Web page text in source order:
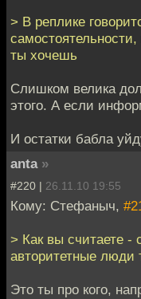
> В реплике
самостоятельности,
ты хочешь
Слишком велика
этого. А если
И остатки бабла
anta »
#220 | 26.11.10 19:55
Кому: Стефаныч,
> Как вы считаете -
авторитетные люди
Это ты про кого,